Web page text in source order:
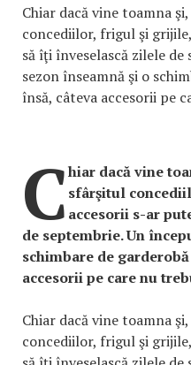
Chiar dacă vine toamna
concediilor, frigul şi
să îţi înveselască zilele
sezon înseamnă şi o
însă, câteva accesorii pe
Chiar dacă vine
sfârşitul
accesorii s-ar
de septembrie. Un
schimbare de
accesorii pe care nu
Chiar dacă vine toamna
concediilor, frigul şi